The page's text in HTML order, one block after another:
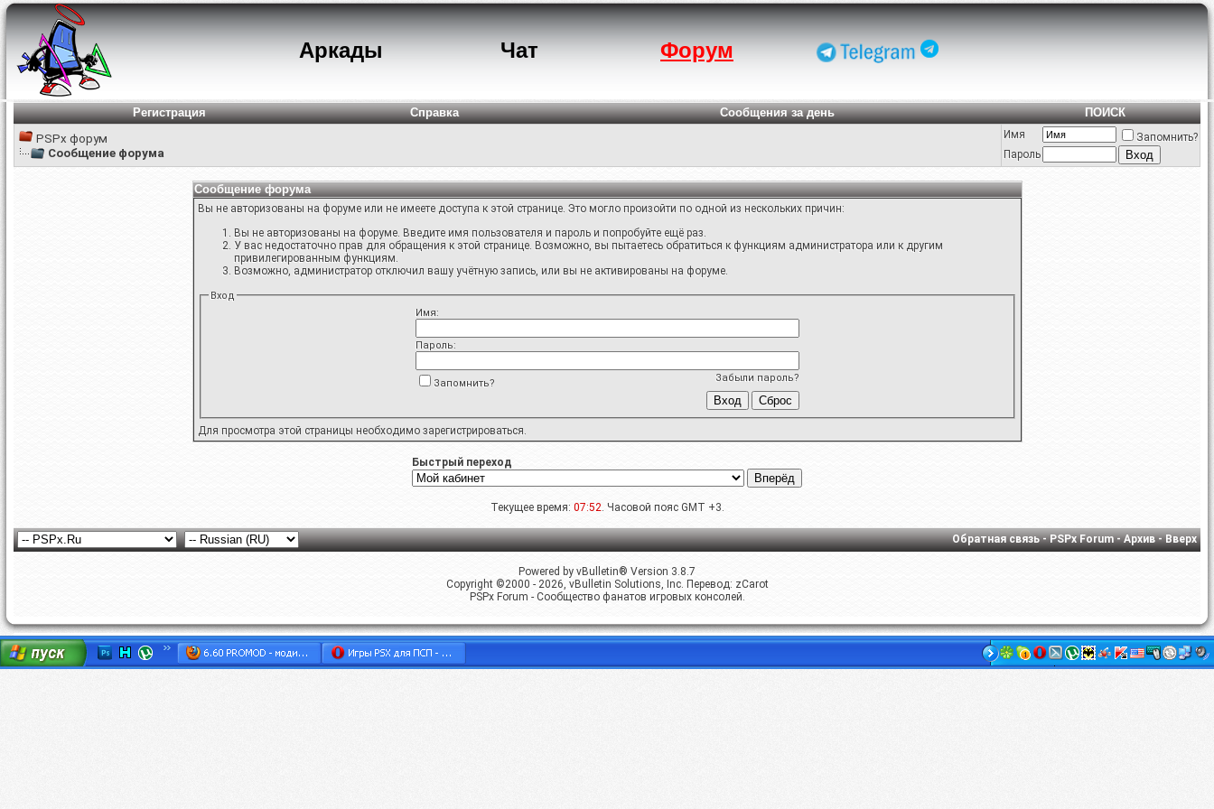
Аркады Чат Форум
Регистрация Справка Сообщения за день
ПОИСК
PSPx форум
Сообщение форума
Имя
Запомнить?
Пароль
Сообщение форума
Вы не авторизованы на форуме или не имеете доступа к этой странице. Это могло произойти по одной из нескольких причин:
Вы не авторизованы на форуме. Введите имя пользователя и пароль и попробуйте ещё раз.
У вас недостаточно прав для обращения к этой странице. Возможно, вы пытаетесь обратиться к функциям администратора или к другим
привилегированным функциям.
Возможно, администратор отключил вашу учётную запись, или вы не активированы на форуме.
Вход
Имя:
Пароль:
Забыли пароль?
Запомнить?
Для просмотра этой страницы необходимо зарегистрироваться.
Быстрый переход
Текущее время: 07:52. Часовой пояс GMT +3.
Обратная связь-PSPx Forum-Архив-Вверх
Powered by vBulletin® Version 3.8.7
Copyright ©2000 - 2026, vBulletin Solutions, Inc. Перевод: zCarot
PSPx Forum - Сообщество фанатов игровых консолей.